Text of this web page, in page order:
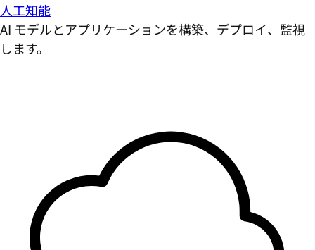
人工知能
AI モデルとアプリケーションを構築、デプロイ、監視
します。